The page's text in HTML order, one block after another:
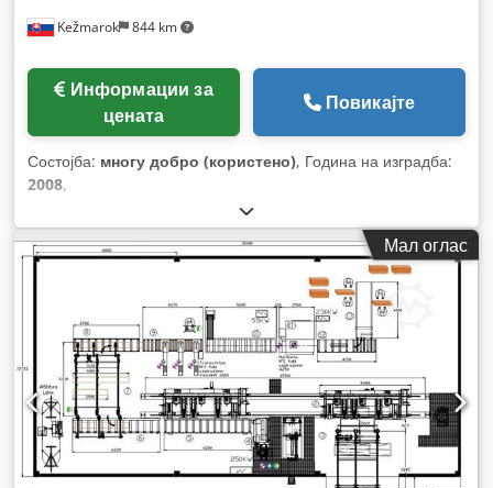
Kežmarok 844 km
цената
Повикајте
Состојба: многу добро (користено), Година на изградба:
2008,
Мал оглас